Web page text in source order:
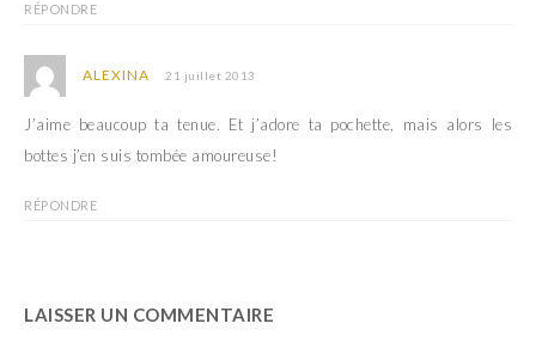
RÉPONDRE
ALEXINA 21 juillet 2013
J’aime beaucoup ta tenue. Et j’adore ta pochette, mais alors les
bottes j’en suis tombée amoureuse!
RÉPONDRE
LAISSER UN COMMENTAIRE